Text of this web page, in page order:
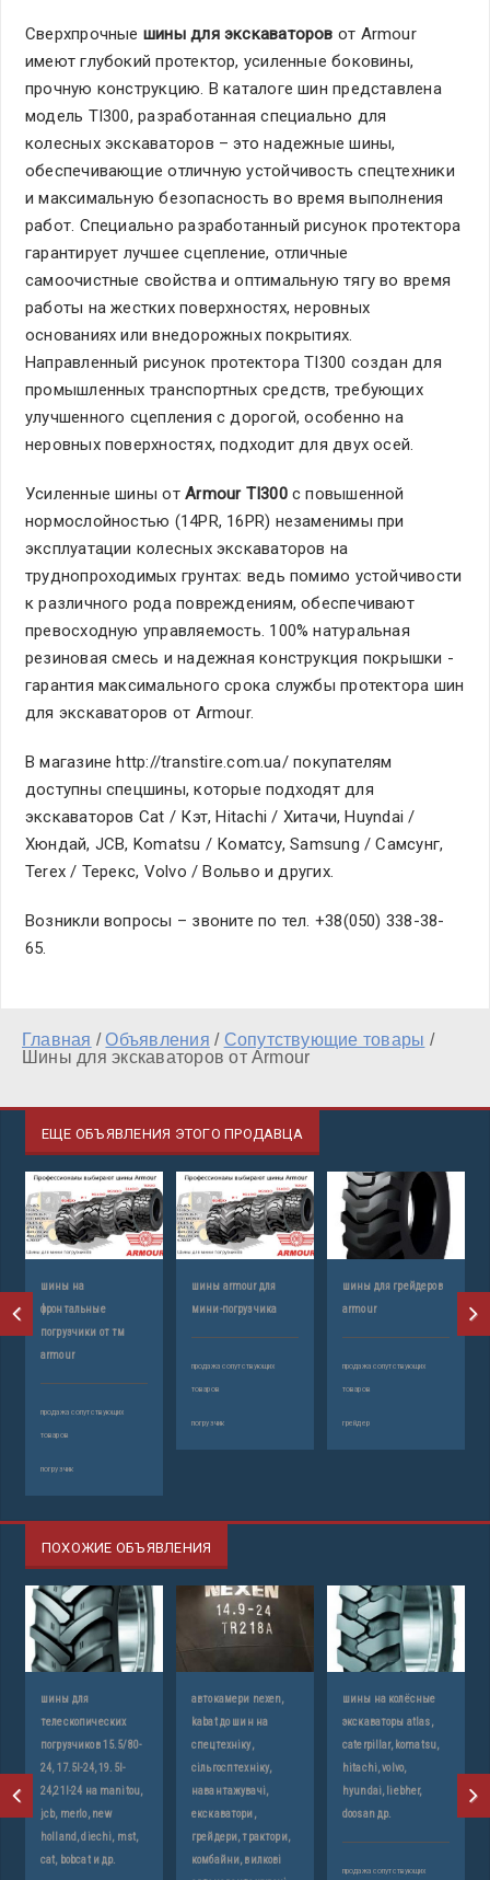
Сверхпрочные шины для экскаваторов от Armour
имеют глубокий протектор, усиленные боковины,
прочную конструкцию. В каталоге шин представлена
модель TI300, разработанная специально для
колесных экскаваторов – это надежные шины,
обеспечивающие отличную устойчивость спецтехники
и максимальную безопасность во время выполнения
работ. Специально разработанный рисунок протектора
гарантирует лучшее сцепление, отличные
самоочистные свойства и оптимальную тягу во время
работы на жестких поверхностях, неровных
основаниях или внедорожных покрытиях.
Направленный рисунок протектора TI300 создан для
промышленных транспортных средств, требующих
улучшенного сцепления с дорогой, особенно на
неровных поверхностях, подходит для двух осей.
Усиленные шины отArmour TI300с повышенной
нормослойностью (14PR, 16PR) незаменимы при
эксплуатации колесных экскаваторов на
труднопроходимых грунтах: ведь помимо устойчивости
к различного рода повреждениям, обеспечивают
превосходную управляемость. 100% натуральная
резиновая смесь и надежная конструкция покрышки -
гарантия максимального срока службы протектора шин
для экскаваторов от Armour.
В магазине http://transtire.com.ua/ покупателям
доступны спецшины, которые подходят для
экскаваторов Cat / Кэт, Hitachi / Хитачи, Huyndai /
Хюндай, JCB, Komatsu / Коматсу, Samsung / Самсунг,
Terex / Терекс, Volvo / Вольво и других.
Возникли вопросы – звоните по тел. +38(050) 338-38-
65.
Главная /Объявления / Сопутствующие товары /
Шины для экскаваторов от Armour
ЕЩЕ ОБЪЯВЛЕНИЯ ЭТОГО ПРОДАВЦА
шины на
фронтальные
погрузчики от тм
armour
продажа сопутствующих
товаров
погрузчик
шины armour для
мини-погрузчика
продажа сопутствующих
товаров
погрузчик
шины для грейдеров
armour
продажа сопутствующих
товаров
грейдер
ПОХОЖИЕ ОБЪЯВЛЕНИЯ
шины для
телескопических
погрузчиков 15.5/80-
24, 17.5l-24, 19.5l-
24,21l-24 на manitou,
jcb, merlo, new
holland, diechi, mst,
cat, bobcat и др.
автокамери nexen,
kabat до шин на
спецтехніку,
сільгосптехніку,
навантажувачі,
екскаватори,
грейдери, трактори,
комбайни, вилкові
шины на колёсные
экскаваторы atlas,
caterpillar, komatsu,
hitachi, volvo,
hyundai, liebher,
doosan др.
продажа сопутствующих